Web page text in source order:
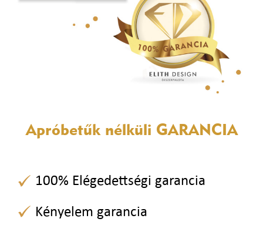
Apróbetűk nélküli GARANCIA
100% Elégedettségi garancia
Kényelem garancia